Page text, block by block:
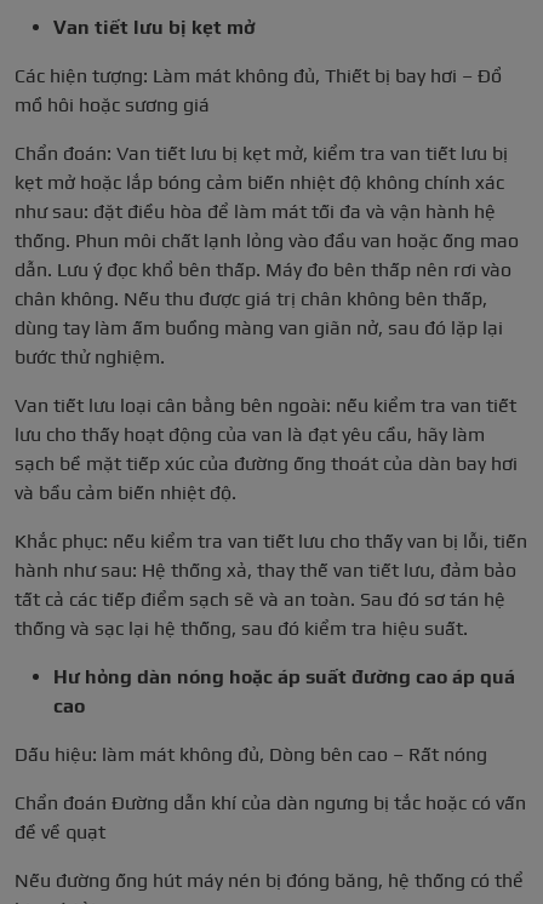
Van tiết lưu bị kẹt mở
Các hiện tượng: Làm mát không đủ, Thiết bị bay hơi – Đổ
mồ hôi hoặc sương giá
Chẩn đoán: Van tiết lưu bị kẹt mở, kiểm tra van tiết lưu bị
kẹt mở hoặc lắp bóng cảm biến nhiệt độ không chính xác
như sau: đặt điều hòa để làm mát tối đa và vận hành hệ
thống. Phun môi chất lạnh lỏng vào đầu van hoặc ống mao
dẫn. Lưu ý đọc khổ bên thấp. Máy đo bên thấp nên rơi vào
chân không. Nếu thu được giá trị chân không bên thấp,
dùng tay làm ấm buồng màng van giãn nở, sau đó lặp lại
bước thử nghiệm.
Van tiết lưu loại cân bằng bên ngoài: nếu kiểm tra van tiết
lưu cho thấy hoạt động của van là đạt yêu cầu, hãy làm
sạch bề mặt tiếp xúc của đường ống thoát của dàn bay hơi
và bầu cảm biến nhiệt độ.
Khắc phục: nếu kiểm tra van tiết lưu cho thấy van bị lỗi, tiến
hành như sau: Hệ thống xả, thay thế van tiết lưu, đảm bảo
tất cả các tiếp điểm sạch sẽ và an toàn. Sau đó sơ tán hệ
thống và sạc lại hệ thống, sau đó kiểm tra hiệu suất.
Hư hỏng dàn nóng hoặc áp suất đường cao áp quá
cao
Dấu hiệu: làm mát không đủ, Dòng bên cao – Rất nóng
Chẩn đoán Đường dẫn khí của dàn ngưng bị tắc hoặc có vấn
đề về quạt
Nếu đường ống hút máy nén bị đóng băng, hệ thống có thể